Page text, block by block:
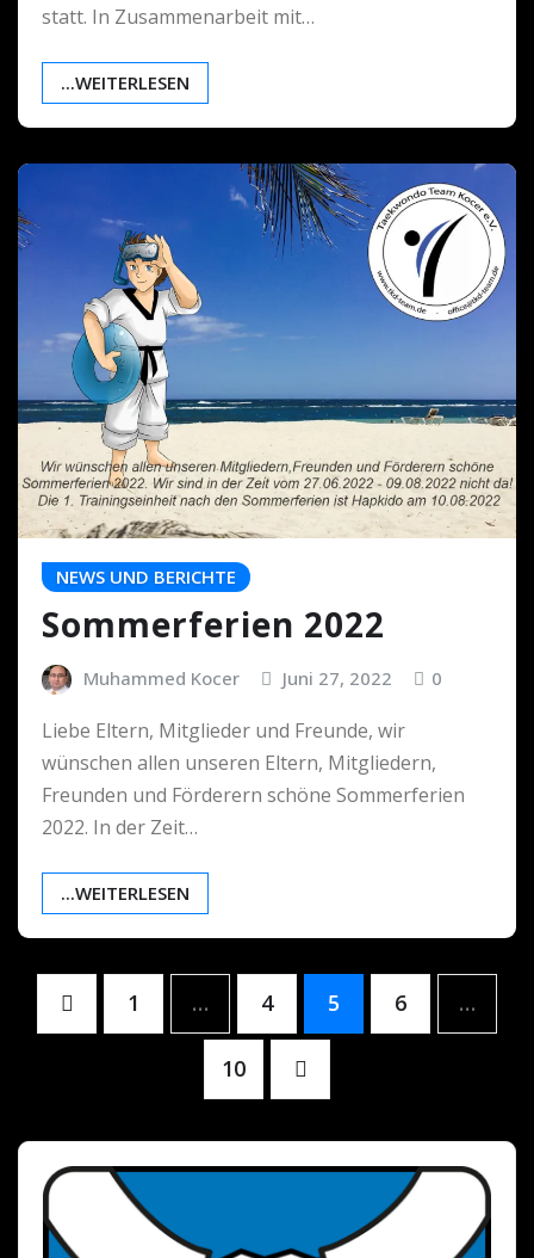
statt. In Zusammenarbeit mit…
...WEITERLESEN
NEWS UND BERICHTE
Sommerferien 2022
Muhammed Kocer Juni 27, 2022 0
Liebe Eltern, Mitglieder und Freunde, wir
wünschen allen unseren Eltern, Mitgliedern,
Freunden und Förderern schöne Sommerferien
2022. In der Zeit…
...WEITERLESEN
Seitennummerierung
Beiträge
1 … 4 5 6 …
10